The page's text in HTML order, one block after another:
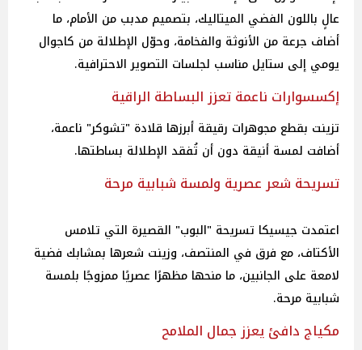
عالٍ باللون الفضي الميتاليك، بتصميم مدبب من الأمام، ما
أضاف جرعة من الأنوثة والفخامة، وحوّل الإطلالة من كاجوال
يومي إلى ستايل مناسب لجلسات التصوير الاحترافية.
إكسسوارات ناعمة تعزز البساطة الراقية
تزينت بقطع مجوهرات رقيقة أبرزها قلادة "تشوكر" ناعمة،
أضافت لمسة أنيقة دون أن تُفقد الإطلالة بساطتها.
تسريحة شعر عصرية ولمسة شبابية مرحة
اعتمدت جيسيكا تسريحة "البوب" القصيرة التي تلامس
الأكتاف، مع فرق في المنتصف، وزينت شعرها بمشابك فضية
لامعة على الجانبين، ما منحها مظهرًا عصريًا ممزوجًا بلمسة
شبابية مرحة.
مكياج دافئ يعزز جمال الملامح